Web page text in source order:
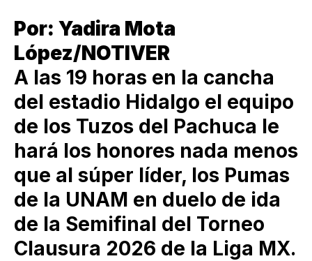
Por: Yadira Mota
López/NOTIVER
A las 19 horas en la cancha
del estadio Hidalgo el equipo
de los Tuzos del Pachuca le
hará los honores nada menos
que al súper líder, los Pumas
de la UNAM en duelo de ida
de la Semifinal del Torneo
Clausura 2026 de la Liga MX.